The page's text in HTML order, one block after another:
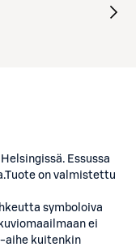
Essussa
on valmistettu
symboloiva
ei
aihe kuitenkin